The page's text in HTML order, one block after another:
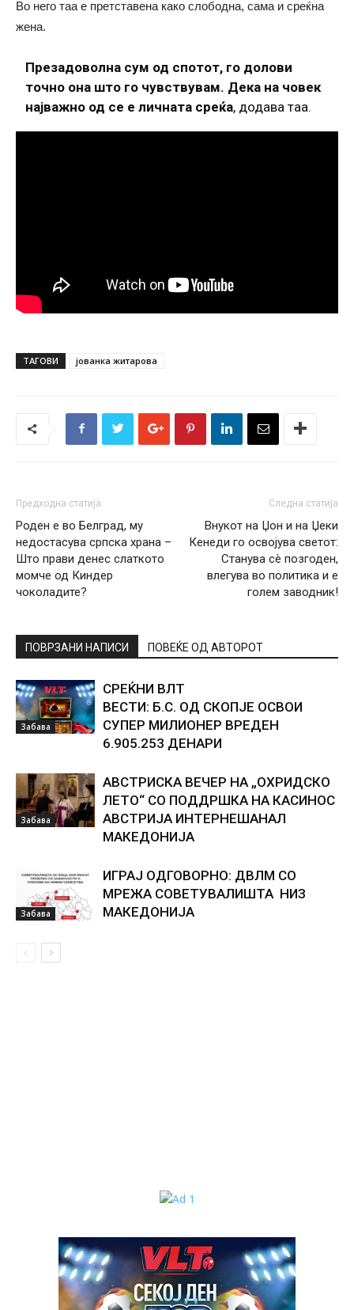
Во него таа е претставена како слободна, сама и среќна
жена.
Презадоволна сум од спотот, го долови
точно она што го чувствувам. Дека на човек
најважно од се е личната среќа, додава таа.
ТАГОВИ јованка житарова
Предходна статија
Роден е во Белград, му
недостасува српска храна –
Што прави денес слаткото
момче од Киндер
чоколадите?
Следна статија
Внукот на Џон и на Џеки
Кенеди го освојува светот:
Станува сè позгоден,
влегува во политика и е
голем заводник!
ПОВРЗАНИ НАПИСИ ПОВЕЌЕ ОД АВТОРОТ
Забава
СРЕЌНИ ВЛТ
ВЕСТИ: Б.С. ОД СКОПЈЕ ОСВОИ
СУПЕР МИЛИОНЕР ВРЕДЕН
6.905.253 ДЕНАРИ
Забава
АВСТРИСКА ВЕЧЕР НА „ОХРИДСКО
ЛЕТО“ СО ПОДДРШКА НА КАСИНОС
АВСТРИЈА ИНТЕРНЕШАНАЛ
МАКЕДОНИЈА
Забава
ИГРАЈ ОДГОВОРНО: ДВЛМ СО
МРЕЖА СОВЕТУВАЛИШТА НИЗ
МАКЕДОНИЈА